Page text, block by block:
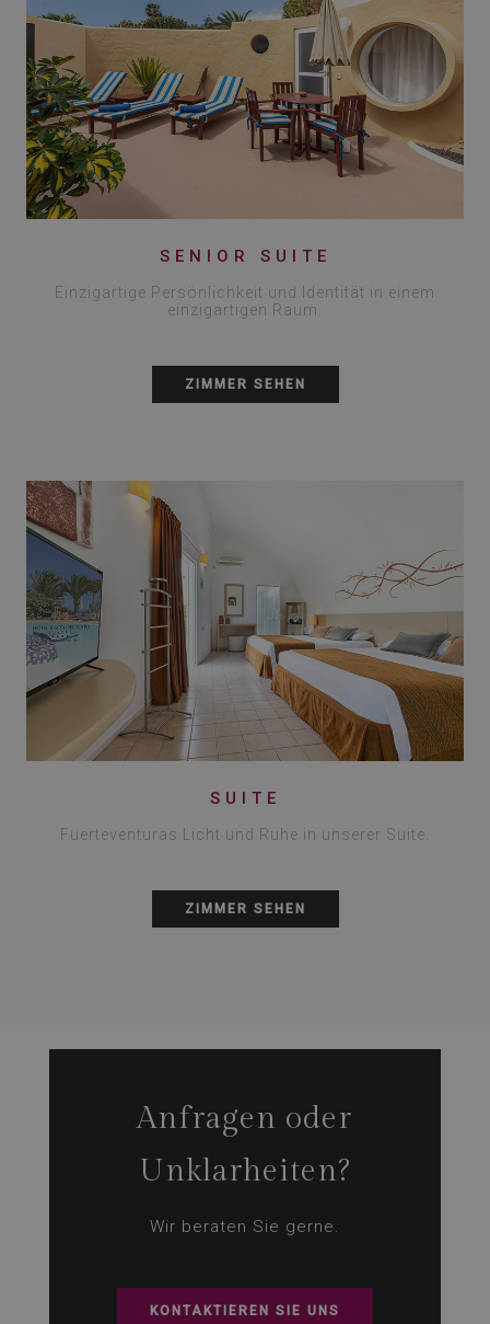
SENIOR SUITE
Einzigartige Persönlichkeit und Identität in einem
einzigartigen Raum.
ZIMMER SEHEN
SUITE
Fuerteventuras Licht und Ruhe in unserer Suite.
ZIMMER SEHEN
Anfragen oder
Unklarheiten?
Wir beraten Sie gerne.
KONTAKTIEREN SIE UNS